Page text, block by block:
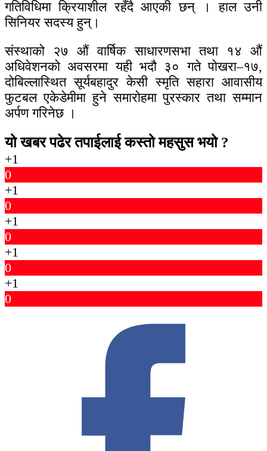
गतिविधिमा क्रियाशील रहँदै आएकी छन् । हाल उनी
सिनियर सदस्य हुन्।
संस्थाको २७ औं वार्षिक साधारणसभा तथा १४ औं
अधिवेशनकाे अवसरमा यही भदौ ३० गते पोखरा–१७,
दोबिल्लास्थित सूर्यबहादुर केसी स्मृति सहारा आवासीय
फुटबल एकेडेमीमा हुने समारोहमा पुरस्कार तथा सम्मान
अर्पण गरिनेछ ।
यो खबर पढेर तपाईलाई कस्तो महसुस भयो ?
+1
0
+1
0
+1
0
+1
0
+1
0